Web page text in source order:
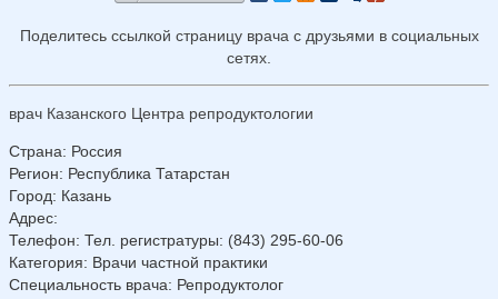
Поделитесь ссылкой страницу врача с друзьями в социальных
сетях.
врач Казанского Центра репродуктологии
Страна: Россия
Регион: Республика Татарстан
Город: Казань
Адрес:
Телефон: Тел. регистратуры: (843) 295-60-06
Категория: Врачи частной практики
Специальность врача: Репродуктолог